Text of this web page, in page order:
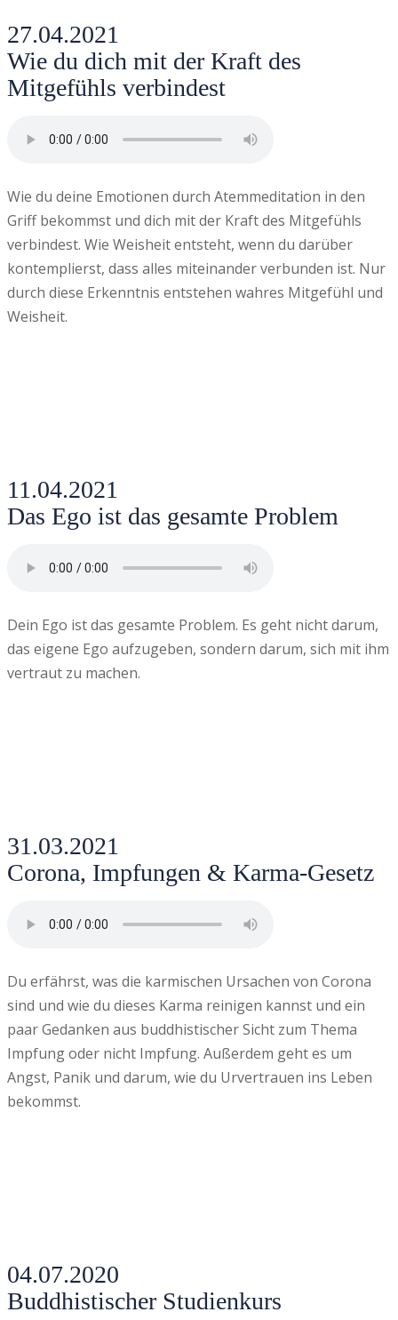
27.04.2021
Wie du dich mit der Kraft des
Mitgefühls verbindest
Wie du deine Emotionen durch Atemmeditation in den
Griff bekommst und dich mit der Kraft des Mitgefühls
verbindest. Wie Weisheit entsteht, wenn du darüber
kontemplierst, dass alles miteinander verbunden ist. Nur
durch diese Erkenntnis entstehen wahres Mitgefühl und
Weisheit.
11.04.2021
Das Ego ist das gesamte Problem
Dein Ego ist das gesamte Problem. Es geht nicht darum,
das eigene Ego aufzugeben, sondern darum, sich mit ihm
vertraut zu machen.
31.03.2021
Corona, Impfungen & Karma-Gesetz
Du erfährst, was die karmischen Ursachen von Corona
sind und wie du dieses Karma reinigen kannst und ein
paar Gedanken aus buddhistischer Sicht zum Thema
Impfung oder nicht Impfung. Außerdem geht es um
Angst, Panik und darum, wie du Urvertrauen ins Leben
bekommst.
04.07.2020
Buddhistischer Studienkurs